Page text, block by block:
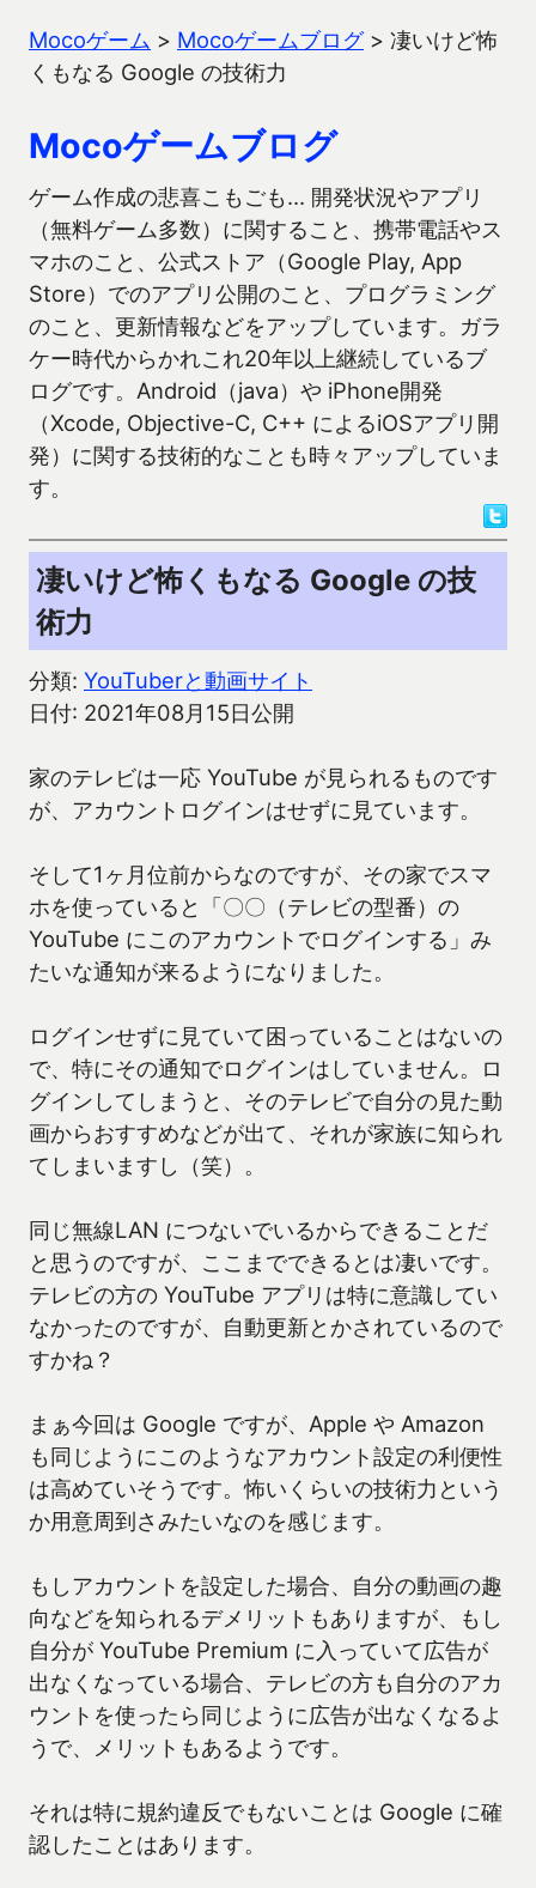
Mocoゲーム > Mocoゲームブログ> 凄いけど怖
くもなる Google の技術力
Mocoゲームブログ
ゲーム作成の悲喜こもごも… 開発状況やアプリ
（無料ゲーム多数）に関すること、携帯電話やス
マホのこと、公式ストア（Google Play, App
Store）でのアプリ公開のこと、プログラミング
のこと、更新情報などをアップしています。ガラ
ケー時代からかれこれ20年以上継続しているブ
ログです。Android（java）や iPhone開発
（Xcode, Objective-C, C++ によるiOSアプリ開
発）に関する技術的なことも時々アップしていま
す。
凄いけど怖くもなる Google の技
術力
分類: YouTuberと動画サイト
日付: 2021年08月15日公開
家のテレビは一応 YouTube が見られるものです
が、アカウントログインはせずに見ています。
そして1ヶ月位前からなのですが、その家でスマ
ホを使っていると「〇〇（テレビの型番）の
YouTube にこのアカウントでログインする」み
たいな通知が来るようになりました。
ログインせずに見ていて困っていることはないの
で、特にその通知でログインはしていません。ロ
グインしてしまうと、そのテレビで自分の見た動
画からおすすめなどが出て、それが家族に知られ
てしまいますし（笑）。
同じ無線LAN につないでいるからできることだ
と思うのですが、ここまでできるとは凄いです。
テレビの方の YouTube アプリは特に意識してい
なかったのですが、自動更新とかされているので
すかね？
まぁ今回は Google ですが、Apple や Amazon
も同じようにこのようなアカウント設定の利便性
は高めていそうです。怖いくらいの技術力という
か用意周到さみたいなのを感じます。
もしアカウントを設定した場合、自分の動画の趣
向などを知られるデメリットもありますが、もし
自分が YouTube Premium に入っていて広告が
出なくなっている場合、テレビの方も自分のアカ
ウントを使ったら同じように広告が出なくなるよ
うで、メリットもあるようです。
それは特に規約違反でもないことは Google に確
認したことはあります。